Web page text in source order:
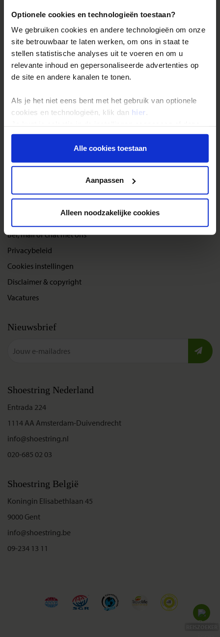
Optionele cookies en technologieën toestaan?
We gebruiken cookies en andere technologieën om onze
site betrouwbaar te laten werken, om ons in staat te
stellen statistische analyses uit te voeren en om u
relevante inhoud en gepersonaliseerde advertenties op
de site en andere kanalen te tonen.
Als je het niet eens bent met het gebruik van optionele
cookies en technologieën, klik dan hier .
onder aan de pagina op elk gewenst moment voor de
toekomst wijzigen.Alle cookies toestaan
Aanpassen
Alleen noodzakelijke cookies
Bestemmingen
Duurzaam reizen
Reis- en annuleringsvoorwaarden
Veelgestelde vragen
Inloggen op mijn.Shoestring
Reisthema's
Single reizen
Gegarandeerde reizen
Over Shoestring
Bel, mail of chat met ons
Privacybeleid
Cookies instellingen
Disclaimer & copyright
Vacatures
Nieuwsbrief
Shoestring Nederland
Entrada 224
1114 AA Amsterdam-Duivendrecht
info@shoestring.nl
020-685 02 03
Shoestring België
Koningin Elisabethlaan 45
9000 Gent
info@shoestring.be
09-234 13 11